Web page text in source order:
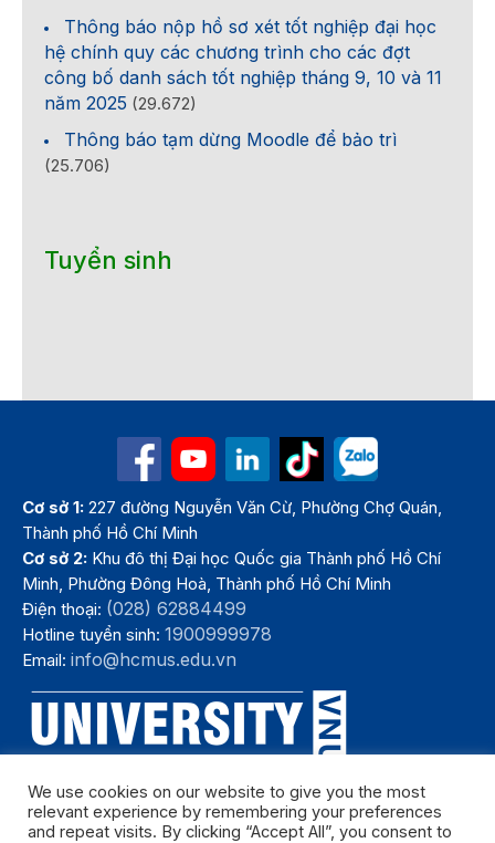
Thông báo nộp hồ sơ xét tốt nghiệp đại học
hệ chính quy các chương trình cho các đợt
công bố danh sách tốt nghiệp tháng 9, 10 và 11
năm 2025 (29.672)
Thông báo tạm dừng Moodle để bảo trì
(25.706)
Tuyển sinh
Cơ sở 1: 227 đường Nguyễn Văn Cừ, Phường Chợ Quán,
Thành phố Hồ Chí Minh
Cơ sở 2: Khu đô thị Đại học Quốc gia Thành phố Hồ Chí
Minh, Phường Đông Hoà, Thành phố Hồ Chí Minh
Điện thoại: (028) 62884499
Hotline tuyển sinh:1900999978
Email:info@hcmus.edu.vn
We use cookies on our website to give you the most
relevant experience by remembering your preferences
and repeat visits. By clicking “Accept All”, you consent to